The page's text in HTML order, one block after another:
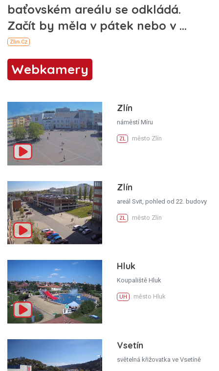
Webkamery
Zlín
náměstí Míru
ZL město Zlín
Zlín
areál Svit, pohled od 22. budovy
ZL město Zlín
Hluk
Koupaliště Hluk
UH město Hluk
Vsetín
světelná křižovatka ve Vsetíně